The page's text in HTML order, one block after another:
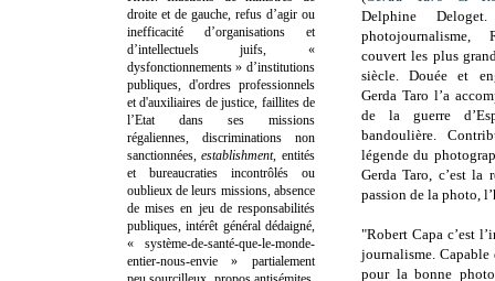
Delphine
couvert les plus
siècle. Douée et
Gerda Taro l’a
de la guerre
bandoulière.
légende du
Gerda Taro, c’est
passion de la photo,
"Robert Capa c’est
journalisme. Capable
pour la bonne
droite et de gauche, refus d’agir ou
inefficacité d’organisations et
d’intellectuels juifs, «
dysfonctionnements » d’institutions
publiques, d'ordres professionnels
et d'auxiliaires de justice, faillites de
l’Etat dans ses missions
régaliennes, discriminations non
sanctionnées,establishment, entités
et bureaucraties incontrôlés ou
oublieux de leurs missions, absence
de mises en jeu de responsabilités
publiques, intérêt général dédaigné,
« système-de-santé-que-le-monde-
entier-nous-envie » partialement